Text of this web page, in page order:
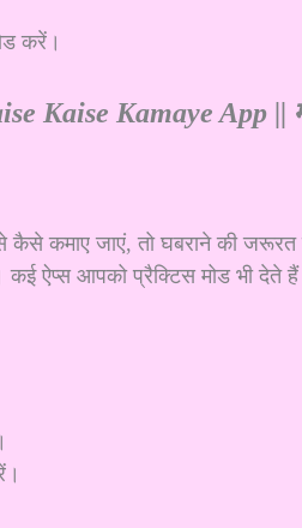
करें।
Kaise Kamaye App ||
कैसे कमाए जाएं, तो घबराने की
कई ऐप्स आपको प्रैक्टिस मोड भी देते